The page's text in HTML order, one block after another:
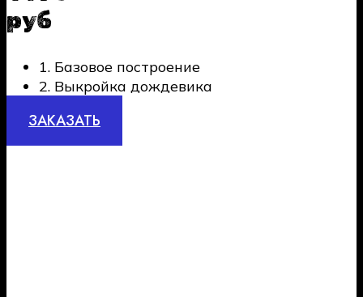
руб
1. Базовое построение
2. Выкройка дождевика
ЗАКАЗАТЬ